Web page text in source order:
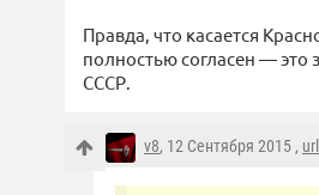
Правда, что касается
полностью согласен — это
СССР.
v8, 12 Сентября 2015 , url